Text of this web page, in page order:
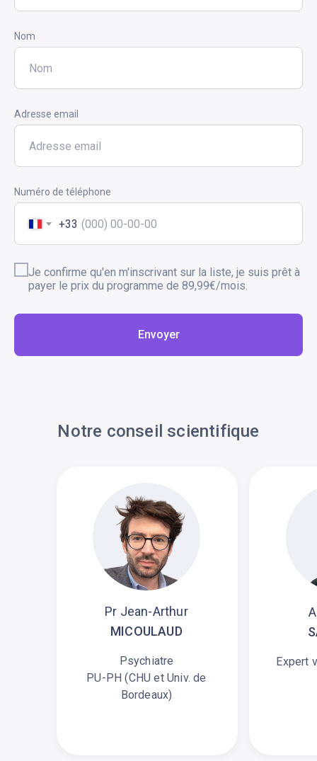
04
05
ÉTAPE
votre
Nom
Adresse email
Numéro de téléphone
+33
Je confirme qu'en m'inscrivant sur la liste, je suis prêt à
payer le prix du programme de 89,99€/mois.
Envoyer
Notre conseil scientifique
Découvrez tous les médecins
Expert
Pr Jean-Arthur
MICOULAUD
Psychiatre
PU-PH (CHU et Univ. de
Bordeaux)